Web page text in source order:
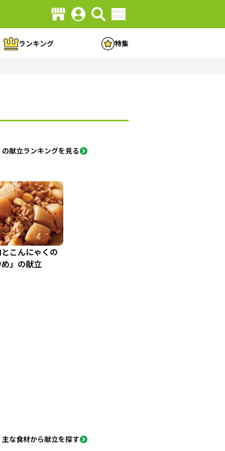
ランキング 特集
献立ランキングを見る
こんにゃくの
」の献立
主な食材から献立を探す